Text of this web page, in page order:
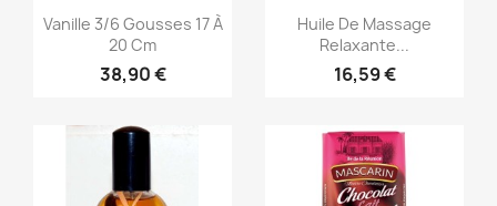
Aperçu rapide
Vanille 3/6 Gousses 17 À
20 Cm
38,90 €
Aperçu rapide
Huile De Massage
Relaxante...
16,59 €